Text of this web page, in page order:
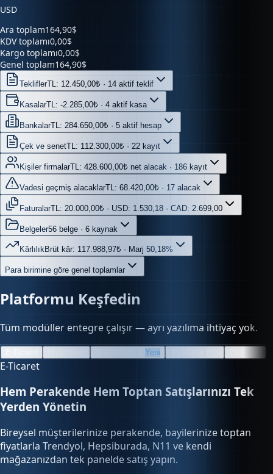
USD
Ara toplam164,90$
KDV toplamı0,00$
Kargo toplamı0,00$
Genel toplam164,90$
TekliflerTL: 12.450,00₺ · 14 aktif teklif
KasalarTL: -2.285,00₺ · 4 aktif kasa
BankalarTL: 284.650,00₺ · 5 aktif hesap
Çek ve senetTL: 112.300,00₺ · 22 kayıt
Kişiler firmalarTL: 428.600,00₺ net alacak · 186 kayıt
Vadesi geçmiş alacaklarTL: 68.420,00₺ · 17 alacak
FaturalarTL: 20.000,00₺ · USD: 1.530,18 · CAD: 2.699,00
Belgeler56 belge · 6 kaynak
Kârlılık Brüt kâr: 117.988,97₺ · Marj 50,18%
Para birimine göre genel toplamlar
Platformu Keşfedin
Tüm modüller entegre çalışır — ayrı yazılıma ihtiyaç yok.
Yeni
E-Ticaret
Hem Perakende Hem Toptan Satışlarınızı Tek
Yerden Yönetin
Bireysel müşterilerinize perakende, bayilerinize toptan
fiyatlarla Trendyol, Hepsiburada, N11 ve kendi
mağazanızdan tek panelde satış yapın.